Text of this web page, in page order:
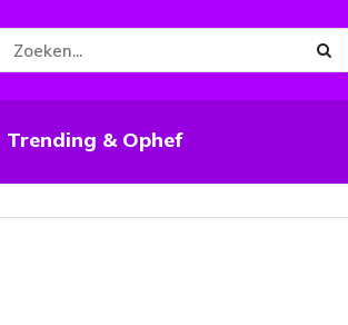
Trending & Ophef